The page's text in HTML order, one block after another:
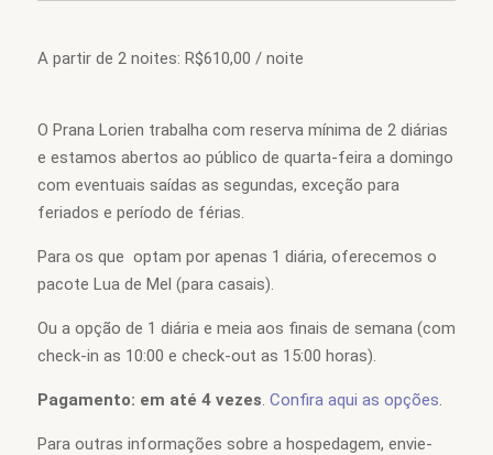
A partir de 2 noites: R$610,00 / noite
O Prana Lorien trabalha com reserva mínima de 2 diárias
e estamos abertos ao público de quarta-feira a domingo
com eventuais saídas as segundas, exceção para
feriados e período de férias.
Para os que optam por apenas 1 diária, oferecemos o
pacote Lua de Mel (para casais).
Ou a opção de 1 diária e meia aos finais de semana (com
check-in as 10:00 e check-out as 15:00 horas).
Pagamento: em até 4 vezes. Confira aqui as opções.
Para outras informações sobre a hospedagem, envie-